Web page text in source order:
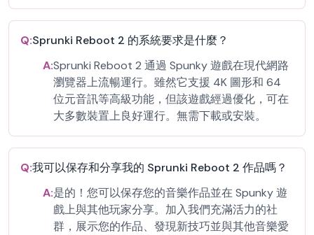
Q:Sprunki Reboot 2 的系統要求是什麼？
A:Sprunki Reboot 2 通過 Spunky 遊戲在現代網路
瀏覽器上流暢運行。雖然它支援 4K 圖形和 64
位元音訊等高級功能，但該遊戲經過優化，可在
大多數裝置上良好運行。無需下載或安裝。
Q:我可以保存和分享我的 Sprunki Reboot 2 作品嗎？
A:是的！您可以保存您的音樂作品並在 Spunky 遊
戲上與其他玩家分享。加入我們充滿活力的社
群，展示您的作品、發現新技巧並與其他音樂愛